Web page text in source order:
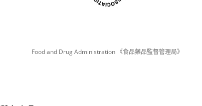
Food and Drug Administration 《食品藥品監督管理局》